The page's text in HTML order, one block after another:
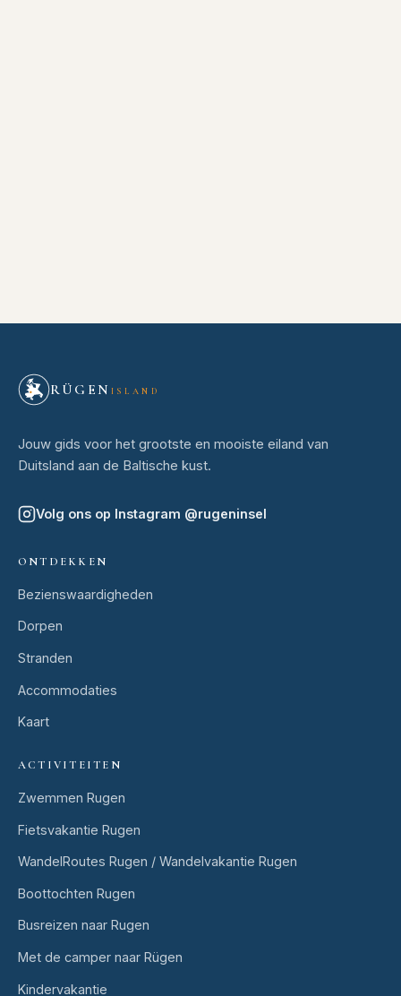
RÜGEN ISLAND
Jouw gids voor het grootste en mooiste eiland van
Duitsland aan de Baltische kust.
Volg ons op Instagram @rugeninsel
ONTDEKKEN
Bezienswaardigheden
Dorpen
Stranden
Accommodaties
Kaart
ACTIVITEITEN
Zwemmen Rugen
Fietsvakantie Rugen
WandelRoutes Rugen / Wandelvakantie Rugen
Boottochten Rugen
Busreizen naar Rugen
Met de camper naar Rügen
Kindervakantie